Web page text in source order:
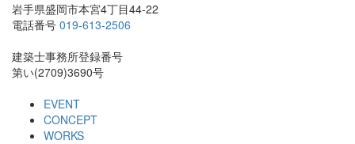
岩手県盛岡市本宮4丁目44-22
電話番号 019-613-2506
建築士事務所登録番号
第い(2709)3690号
EVENT
CONCEPT
WORKS